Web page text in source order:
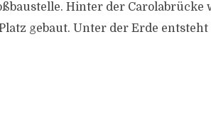
Hinter der Carolabrücke
gebaut. Unter der Erde entsteht